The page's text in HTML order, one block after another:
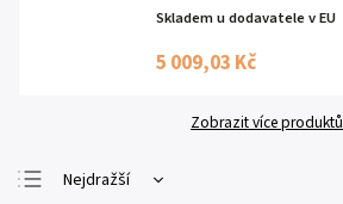
Skladem u dodavatele v EU
5 009,03 Kč
Zobrazit více produktů
Nejdražší